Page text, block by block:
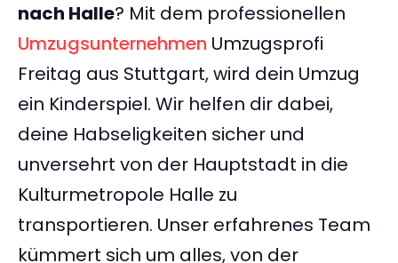
nach Halle? Mit dem professionellen
Umzugsunternehmen Umzugsprofi
Freitag aus Stuttgart, wird dein Umzug
ein Kinderspiel. Wir helfen dir dabei,
deine Habseligkeiten sicher und
unversehrt von der Hauptstadt in die
Kulturmetropole Halle zu
transportieren. Unser erfahrenes Team
kümmert sich um alles, von der